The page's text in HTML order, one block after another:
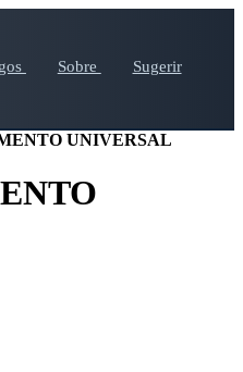
Sobre
Sugerir
UNIVERSAL